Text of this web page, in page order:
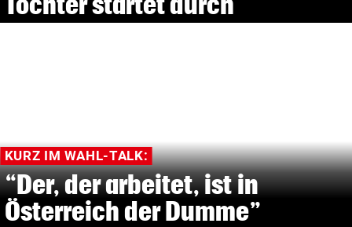
KURZ IM WAHL-TALK:
“Der, der arbeitet, ist in
Österreich der Dumme”